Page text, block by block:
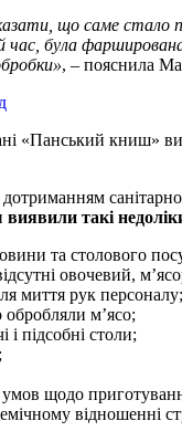
що саме
була
, – пояснила
«Панський книш»
виявили такі
та столового
овочевий,
миття рук персоналу;
обробляли м’ясо;
підсобні столи;
щодо